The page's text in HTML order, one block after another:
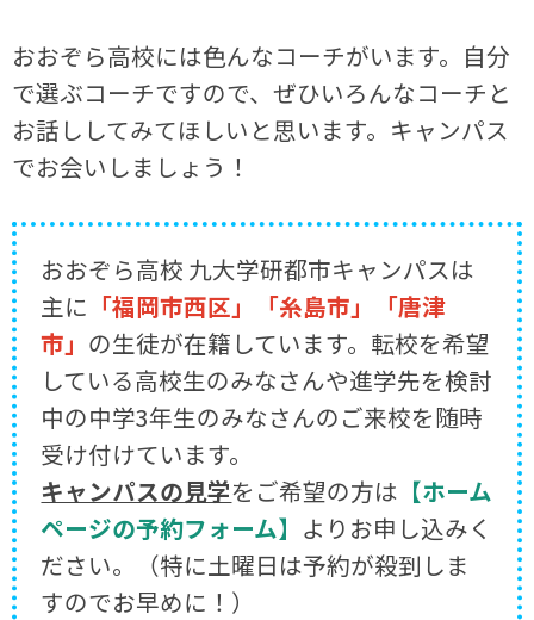
おおぞら高校には色んなコーチがいます。自分
で選ぶコーチですので、ぜひいろんなコーチと
お話ししてみてほしいと思います。キャンパス
でお会いしましょう！
おおぞら高校 九大学研都市キャンパスは
主に 「福岡市西区」「糸島市」「唐津
市」 の生徒が在籍しています。転校を希望
している高校生のみなさんや進学先を検討
中の中学3年生のみなさんのご来校を随時
受け付けています。
キャンパスの見学をご希望の方は 【ホーム
ページの予約フォーム】 よりお申し込みく
ださい。（特に土曜日は予約が殺到しま
すのでお早めに！）